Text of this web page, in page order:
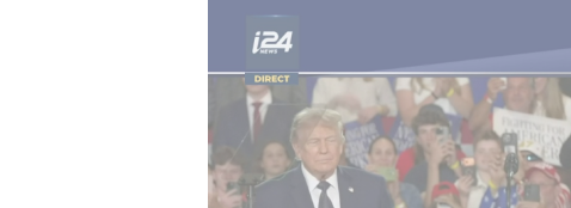
Le président américain a par
plus sévères si les pilotes de
iranien impliqué dans l’incident
l’hélicoptère et qui n’a pas explosé".